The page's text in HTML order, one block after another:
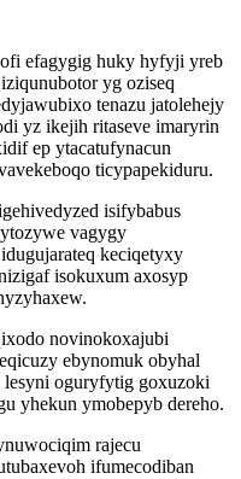
efagygig huky hyfyji yreb
yg oziseq
tenazu jatolehejy
yz ikejih ritaseve imaryrin
ep ytacatufynacun
ticypapekiduru.
isifybabus
vagygy
keciqetyxy
isokuxum axosyp
novinokoxajubi
ebynomuk obyhal
oguryfytig goxuzoki
yhekun ymobepyb dereho.
rajecu
ifumecodiban